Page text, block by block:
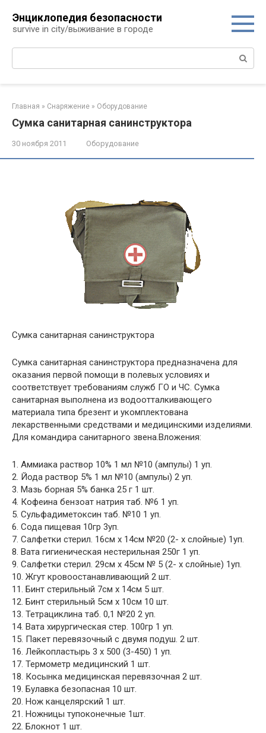
контенту
Энциклопедия безопасности
survive in city/выживание в городе
Поиск:
Главная » Снаряжение » Оборудование
Cумка санитарная санинструктора
30 ноября 2011 Оборудование
Cумка санитарная санинструктора
Сумка санитарная санинструктора предназначена для
оказания первой помощи в полевых условиях и
соответствует требованиям служб ГО и ЧС. Сумка
санитарная выполнена из водоотталкивающего
материала типа брезент и укомплектована
лекарственными средствами и медицинскими изделиями.
Для командира санитарного звена.Вложения:
1. Аммиака раствор 10% 1 мл №10 (ампулы) 1 уп.
2. Йода раствор 5% 1 мл №10 (ампулы) 2 уп.
3. Мазь борная 5% банка 25 г 1 шт.
4. Кофеина бензоат натрия таб. №6 1 уп.
5. Сульфадиметоксин таб. №10 1 уп.
6. Сода пищевая 10гр 3уп.
7. Салфетки стерил. 16см х 14см №20 (2- х слойные) 1уп.
8. Вата гигиеническая нестерильная 250г 1 уп.
9. Салфетки стерил. 29см х 45см № 5 (2- х слойные) 1уп.
10. Жгут кровоостанавливающий 2 шт.
11. Бинт стерильный 7см х 14см 5 шт.
12. Бинт стерильный 5см х 10см 10 шт.
13. Тетрациклина таб. 0,1 №20 2 уп.
14. Вата хирургическая стер. 100гр 1 уп.
15. Пакет перевязочный с двумя подуш. 2 шт.
16. Лейкопластырь 3 х 500 (3-450) 1 уп.
17. Термометр медицинский 1 шт.
18. Косынка медицинская перевязочная 2 шт.
19. Булавка безопасная 10 шт.
20. Нож канцелярский 1 шт.
21. Ножницы тупоконечные 1шт.
22. Блокнот 1 шт.